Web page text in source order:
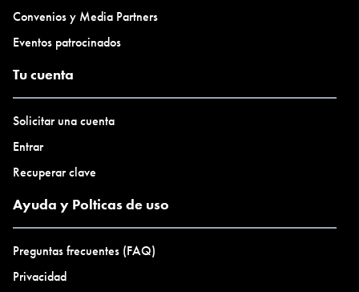
Convenios y Media Partners
Eventos patrocinados
Tu cuenta
Solicitar una cuenta
Entrar
Recuperar clave
Ayuda y Polticas de uso
Preguntas frecuentes (FAQ)
Privacidad